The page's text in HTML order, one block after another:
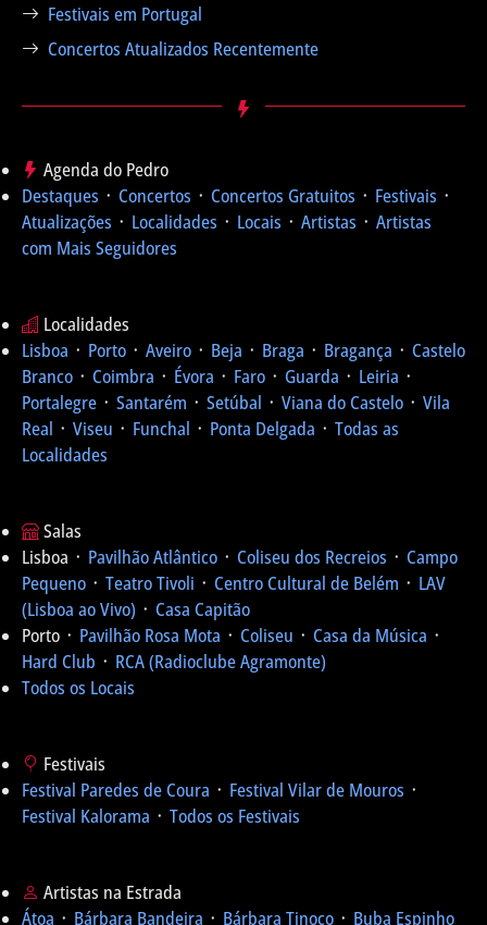
Festivais em Portugal
Concertos Atualizados Recentemente
Agenda do Pedro
Destaques ᛫ Concertos ᛫ Concertos Gratuitos ᛫ Festivais ᛫
Atualizações ᛫ Localidades ᛫ Locais ᛫ Artistas ᛫ Artistas
com Mais Seguidores
Localidades
Lisboa ᛫ Porto ᛫ Aveiro ᛫ Beja ᛫ Braga ᛫ Bragança ᛫ Castelo
Branco ᛫ Coimbra ᛫ Évora ᛫ Faro ᛫ Guarda ᛫ Leiria ᛫
Portalegre ᛫ Santarém ᛫ Setúbal ᛫ Viana do Castelo ᛫ Vila
Real ᛫ Viseu ᛫ Funchal ᛫ Ponta Delgada ᛫ Todas as
Localidades
Salas
Lisboa ᛫ Pavilhão Atlântico ᛫ Coliseu dos Recreios ᛫ Campo
Pequeno ᛫ Teatro Tivoli ᛫ Centro Cultural de Belém ᛫ LAV
(Lisboa ao Vivo) ᛫ Casa Capitão
Porto ᛫ Pavilhão Rosa Mota ᛫ Coliseu ᛫ Casa da Música ᛫
Hard Club ᛫ RCA (Radioclube Agramonte)
Todos os Locais
Festivais
Festival Paredes de Coura ᛫ Festival Vilar de Mouros ᛫
Festival Kalorama ᛫ Todos os Festivais
Artistas na Estrada
Átoa ᛫ Bárbara Bandeira ᛫ Bárbara Tinoco ᛫ Buba Espinho